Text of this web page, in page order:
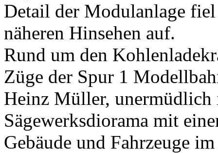
Detail der Modulanlage
näheren Hinsehen auf.
Rund um den
Züge der Spur 1
Heinz Müller, unermüdlich
Sägewerksdiorama mit
Gebäude und Fahrzeuge